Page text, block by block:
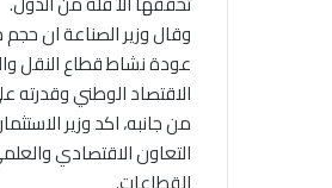
عودة نشاط قطاع النقل
الاقتصاد الوطني وقدرته
من جانبه، اكد وزير
التعاون الاقتصادي